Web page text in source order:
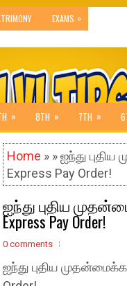
EXAMS »
» 8TH » 7TH »
Home » » ஐந்து
Express Pay Order!
ஐந்து புதிய
Express Pay Order!
0 comments
ஐந்து புதிய